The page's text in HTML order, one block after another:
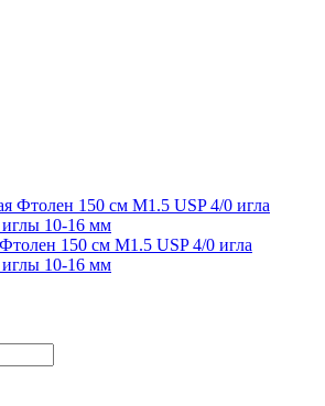
150 см М1.5 USP 4/0 игла
иглы 10-16 мм